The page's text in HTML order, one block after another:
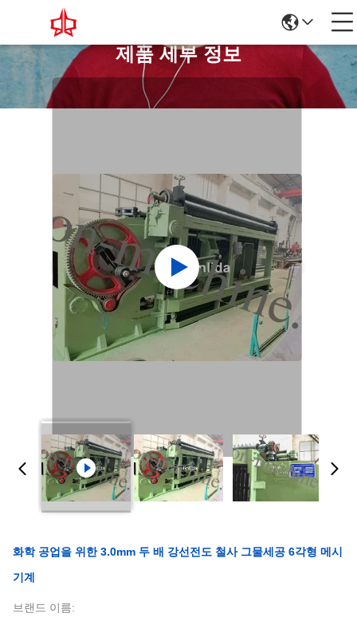
제품 세부 정보
화학 공업을 위한 3.0mm 두 배 강선전도 철사 그물세공 6각형 메시
기계
브랜드 이름: